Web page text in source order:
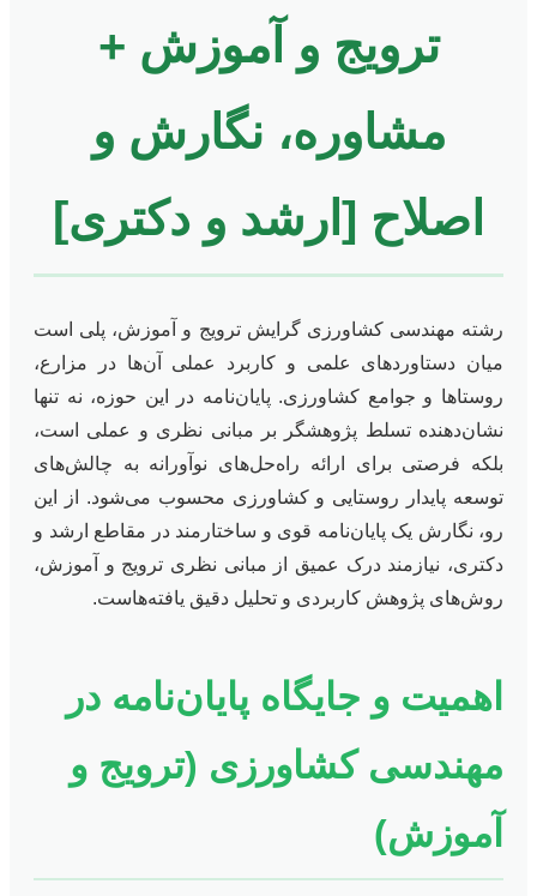
ترویج و آموزش +
مشاوره، نگارش و
اصلاح [ارشد و دکتری]
رشته مهندسی کشاورزی گرایش ترویج و آموزش، پلی است
میان دستاوردهای علمی و کاربرد عملی آن‌ها در مزارع،
روستاها و جوامع کشاورزی. پایان‌نامه در این حوزه، نه تنها
نشان‌دهنده تسلط پژوهشگر بر مبانی نظری و عملی است،
بلکه فرصتی برای ارائه راه‌حل‌های نوآورانه به چالش‌های
توسعه پایدار روستایی و کشاورزی محسوب می‌شود. از این
رو، نگارش یک پایان‌نامه قوی و ساختارمند در مقاطع ارشد و
دکتری، نیازمند درک عمیق از مبانی نظری ترویج و آموزش،
روش‌های پژوهش کاربردی و تحلیل دقیق یافته‌هاست.
اهمیت و جایگاه پایان‌نامه در
مهندسی کشاورزی (ترویج و
آموزش)